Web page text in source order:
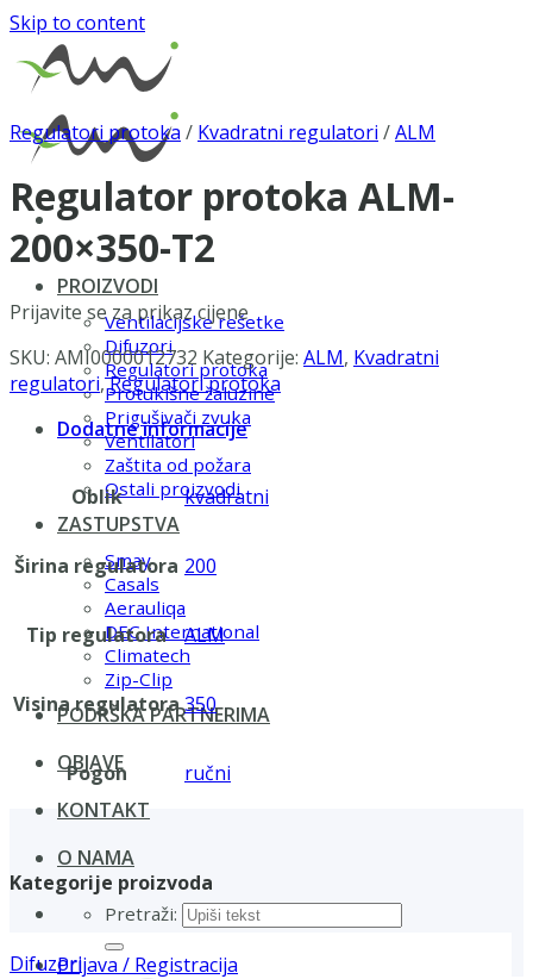
Skip to content
PROIZVODI
Ventilacijske rešetke
Difuzori
Regulatori protoka
Protukišne žaluzine
Prigušivači zvuka
Ventilatori
Zaštita od požara
Ostali proizvodi
ZASTUPSTVA
Smay
Casals
Aerauliqa
DEC International
Climatech
Zip-Clip
PODRŠKA PARTNERIMA
OBJAVE
KONTAKT
O NAMA
Pretraži:
Prijava / Registracija
Regulatori protoka / Kvadratni regulatori /ALM
Regulator protoka ALM-
200×350-T2
Prijavite se za prikaz cijene
SKU: AMI0000012732 Kategorije: ALM, Kvadratni
regulatori,Regulatori protoka
Dodatne informacije
Oblik kvadratni
Širina regulatora 200
Tip regulatora ALM
Visina regulatora350
Pogon ručni
Kategorije proizvoda
Difuzori